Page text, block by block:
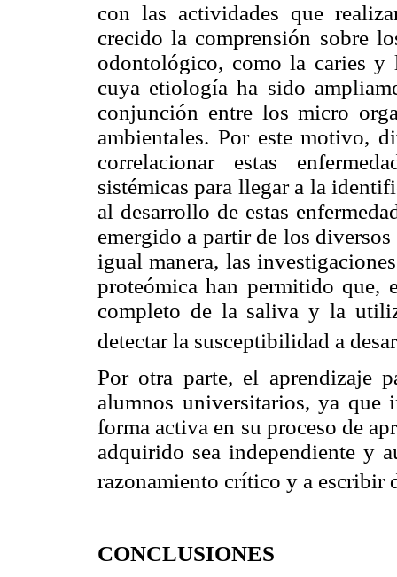
con las actividades que
crecido la comprensión sobre
odontológico, como la caries y
cuya etiología ha sido
conjunción entre los micro
ambientales. Por este motivo,
correlacionar estas
sistémicas para llegar a la
al desarrollo de estas
emergido a partir de los
igual manera, las
proteómica han permitido que,
completo de la saliva y la
detectar la susceptibilidad a
Por otra parte, el aprendizaje
alumnos universitarios, ya que
forma activa en su proceso de
adquirido sea independiente y
razonamiento crítico y a escribir
CONCLUSIONES